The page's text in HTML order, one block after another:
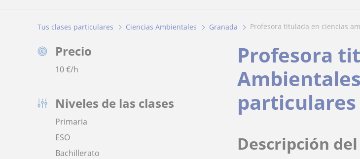
Tus clases particulares Ciencias Ambientales Granada profesora titulada en ciencias
Precio
10€/h
Niveles de las clases
Primaria
ESO
Bachillerato
Profesora
particulares
Descripción